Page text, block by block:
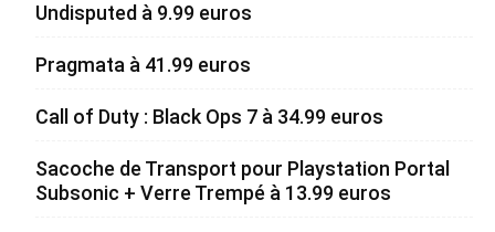
Undisputed à 9.99 euros
Pragmata à 41.99 euros
Call of Duty : Black Ops 7 à 34.99 euros
Sacoche de Transport pour Playstation Portal
Subsonic + Verre Trempé à 13.99 euros